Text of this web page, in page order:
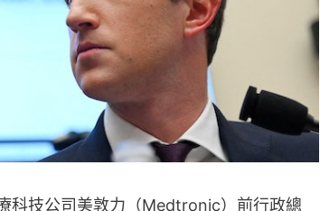
科技公司美敦力（Medtronic）前行政總